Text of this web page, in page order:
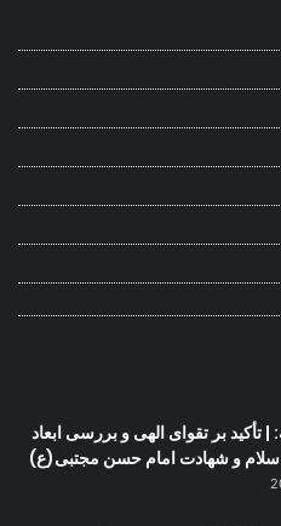
بر تقوای الهی و بررسی ابعاد
و شهادت امام حسن مجتبی(ع)